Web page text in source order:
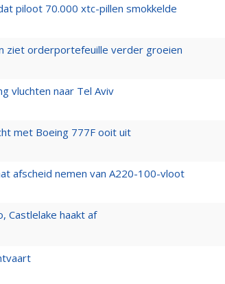
piloot 70.000 xtc-pillen smokkelde
ziet orderportefeuille verder groeien
vluchten naar Tel Aviv
met Boeing 777F ooit uit
afscheid nemen van A220-100-vloot
Castlelake haakt af